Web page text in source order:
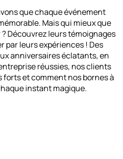
que chaque événement
Mais qui mieux que
Découvrez leurs témoignages
par leurs expériences ! Des
anniversaires éclatants, en
réussies, nos clients
et comment nos bornes à
instant magique.